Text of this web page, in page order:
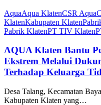
AquaAqua KlatenCSR Aqua
KlatenKabupaten Klaten
Pabrik KlatenPT TIV Klaten
AQUA Klaten Bantu
Ekstrem Melalui
Terhadap Keluarga
Desa Talang, Kecamatan
Kabupaten Klaten yang…